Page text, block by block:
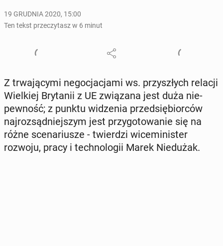
19 GRUDNIA 2020, 15:00
Ten tekst przeczytasz w 6 minut
Z trwa­ją­cy­mi ne­go­cja­cja­mi ws. przy­szłych relacji
Wiel­kiej Bry­ta­nii z UE zwią­za­na jest duża nie­
pew­ność; z punktu wi­dze­nia przed­się­bior­ców
naj­roz­sąd­niej­szym jest przy­go­to­wa­nie się na
różne sce­na­riu­sze - twier­dzi wi­ce­mi­ni­ster
rozwoju, pracy i tech­no­lo­gii Marek Nie­du­żak.